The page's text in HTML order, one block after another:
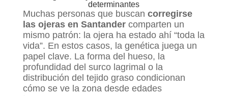
determinantes
Muchas personas que buscan corregirse
las ojeras en Santandercomparten un
mismo patrón: la ojera ha estado ahí “toda la
vida”. En estos casos, la genética juega un
papel clave. La forma del hueso, la
profundidad del surco lagrimal o la
distribución del tejido graso condicionan
cómo se ve la zona desde edades